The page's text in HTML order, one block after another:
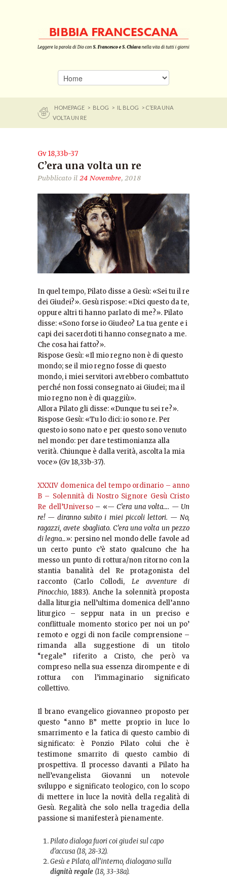
HOMEPAGE > BLOG > IL BLOG
> C’ERA UNA
VOLTA UN RE
Gv 18,33b-37
C’era una volta un re
Pubblicato il 24 Novembre, 2018
In quel tempo, Pilato disse a Gesù: «Sei tu il re
dei Giudei?». Gesù rispose: «Dici questo da te,
oppure altri ti hanno parlato di me?». Pilato
disse: «Sono forse io Giudeo? La tua gente e i
capi dei sacerdoti ti hanno consegnato a me.
Che cosa hai fatto?».
Rispose Gesù: «Il mio regno non è di questo
mondo; se il mio regno fosse di questo
mondo, i miei servitori avrebbero combattuto
perché non fossi consegnato ai Giudei; ma il
mio regno non è di quaggiù».
Allora Pilato gli disse: «Dunque tu sei re?».
Rispose Gesù: «Tu lo dici: io sono re. Per
questo io sono nato e per questo sono venuto
nel mondo: per dare testimonianza alla
verità. Chiunque è dalla verità, ascolta la mia
voce» (Gv 18,33b-37).
XXXIV domenica del tempo ordinario – anno
B – Solennità di Nostro Signore Gesù Cristo
Re dell’Universo– «— C’era una volta…. — Un
re! — diranno subito i miei piccoli lettori. — No,
ragazzi, avete sbagliato. C’era una volta un pezzo
di legno…»: persino nel mondo delle favole ad
un certo punto c’è stato qualcuno che ha
messo un punto di rottura/non ritorno con la
stantia banalità del Re protagonista del
racconto (Carlo Collodi, Le avventure di
Pinocchio, 1883). Anche la solennità proposta
dalla liturgia nell’ultima domenica dell’anno
liturgico – seppur nata in un preciso e
conflittuale momento storico per noi un po’
remoto e oggi di non facile comprensione –
rimanda alla suggestione di un titolo
“regale” riferito a Cristo, che però va
compreso nella sua essenza dirompente e di
rottura con l’immaginario significato
collettivo.
Il brano evangelico giovanneo proposto per
questo “anno B” mette proprio in luce lo
smarrimento e la fatica di questo cambio di
significato: è Ponzio Pilato colui che è
testimone smarrito di questo cambio di
prospettiva. Il processo davanti a Pilato ha
nell’evangelista Giovanni un notevole
sviluppo e significato teologico, con lo scopo
di mettere in luce la novità della regalità di
Gesù. Regalità che solo nella tragedia della
passione si manifesterà pienamente.
Pilato dialoga fuori coi giudei sul capo
d’accusa (18, 28-32).
Gesù e Pilato, all’interno, dialogano sulla
dignità regale (18, 33-38a).